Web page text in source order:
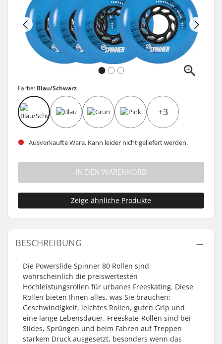
Farbe: Blau/Schwarz
+3
Ausverkaufte Ware. Kann leider nicht geliefert werden.
IN DEN WARENKORB
Zeige ähnliche Produkte
BESCHREIBUNG
Die Powerslide Spinner 80 Rollen sind
wahrscheinlich die preiswertesten
Hochleistungsrollen für urbanes Freeskating. Diese
Rollen bieten Ihnen alles, was Sie brauchen:
Geschwindigkeit, leichtes Rollen, guten Grip und
eine lange Lebensdauer. Freeskate-Rollen sind bei
Slides, Sprüngen und beim Fahren auf Treppen
starkem Druck ausgesetzt, besonders wenn das